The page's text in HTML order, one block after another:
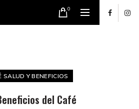
0
SALUD Y BENEFICIOS
del Café